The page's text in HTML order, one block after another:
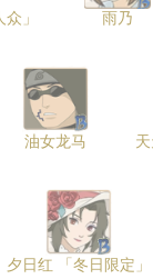
」 雨乃
油女龙马
夕日红 「冬日限定」